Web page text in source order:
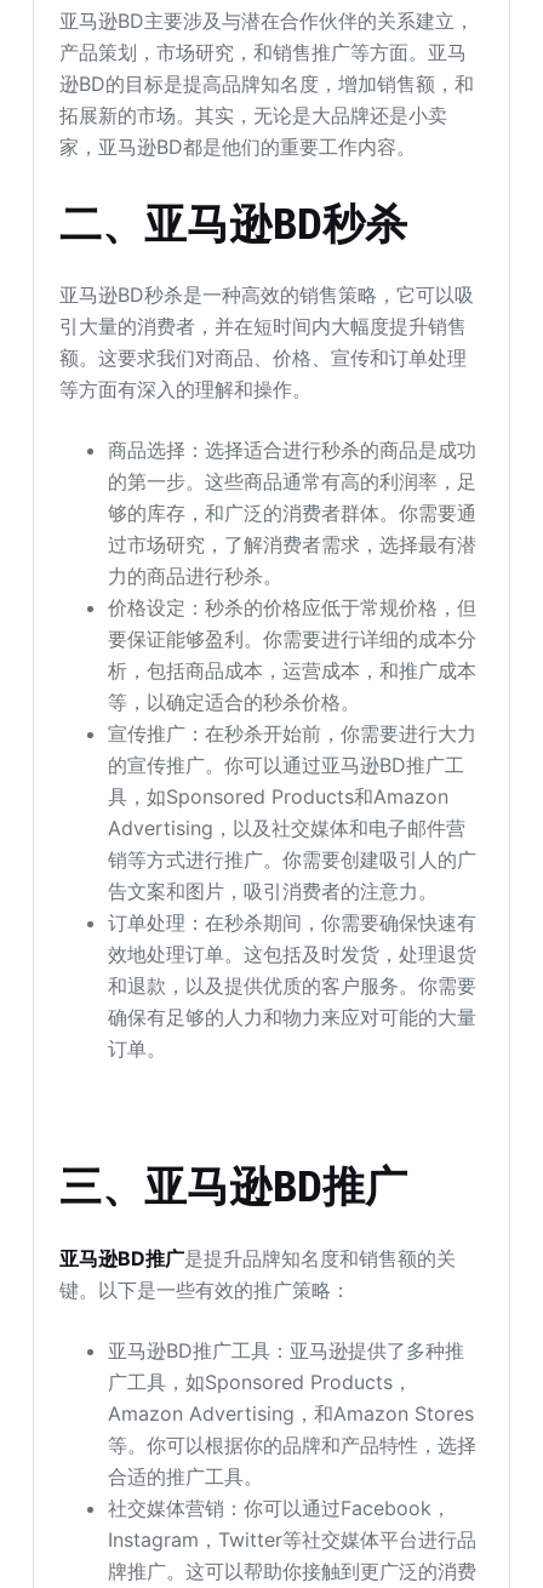
亚马逊BD主要涉及与潜在合作伙伴的关系建立，
产品策划，市场研究，和销售推广等方面。亚马
逊BD的目标是提高品牌知名度，增加销售额，和
拓展新的市场。其实，无论是大品牌还是小卖
家，亚马逊BD都是他们的重要工作内容。
二、亚马逊BD秒杀
亚马逊BD秒杀是一种高效的销售策略，它可以吸
引大量的消费者，并在短时间内大幅度提升销售
额。这要求我们对商品、价格、宣传和订单处理
等方面有深入的理解和操作。
商品选择：选择适合进行秒杀的商品是成功
的第一步。这些商品通常有高的利润率，足
够的库存，和广泛的消费者群体。你需要通
过市场研究，了解消费者需求，选择最有潜
力的商品进行秒杀。
价格设定：秒杀的价格应低于常规价格，但
要保证能够盈利。你需要进行详细的成本分
析，包括商品成本，运营成本，和推广成本
等，以确定适合的秒杀价格。
宣传推广：在秒杀开始前，你需要进行大力
的宣传推广。你可以通过亚马逊BD推广工
具，如Sponsored Products和Amazon
Advertising，以及社交媒体和电子邮件营
销等方式进行推广。你需要创建吸引人的广
告文案和图片，吸引消费者的注意力。
订单处理：在秒杀期间，你需要确保快速有
效地处理订单。这包括及时发货，处理退货
和退款，以及提供优质的客户服务。你需要
确保有足够的人力和物力来应对可能的大量
订单。
三、亚马逊BD推广
亚马逊BD推广是提升品牌知名度和销售额的关
键。以下是一些有效的推广策略：
亚马逊BD推广工具：亚马逊提供了多种推
广工具，如Sponsored Products，
Amazon Advertising，和Amazon Stores
等。你可以根据你的品牌和产品特性，选择
合适的推广工具。
社交媒体营销：你可以通过Facebook，
Instagram，Twitter等社交媒体平台进行品
牌推广。这可以帮助你接触到更广泛的消费